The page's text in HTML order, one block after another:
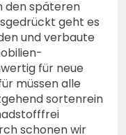
den späteren
geht es
und verbaute
für neue
müssen alle
sortenrein
schonen wir